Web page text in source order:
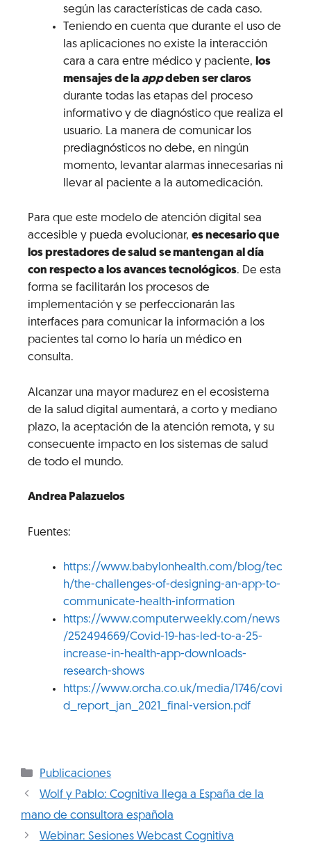
según las características de cada caso.
Teniendo en cuenta que durante el uso de
las aplicaciones no existe la interacción
cara a cara entre médico y paciente, los
mensajes de la appdeben ser claros
durante todas las etapas del proceso
informativo y de diagnóstico que realiza el
usuario. La manera de comunicar los
prediagnósticos no debe, en ningún
momento, levantar alarmas innecesarias ni
llevar al paciente a la automedicación.
Para que este modelo de atención digital sea
accesible y pueda evolucionar, es necesario que
los prestadores de salud se mantengan al día
con respecto a los avances tecnológicos. De esta
forma se facilitarán los procesos de
implementación y se perfeccionarán las
interfaces para comunicar la información a los
pacientes tal como lo haría un médico en
consulta.
Alcanzar una mayor madurez en el ecosistema
de la salud digital aumentará, a corto y mediano
plazo, la aceptación de la atención remota, y su
consecuente impacto en los sistemas de salud
de todo el mundo.
Andrea Palazuelos
Fuentes:
https://www.babylonhealth.com/blog/tec
h/the-challenges-of-designing-an-app-to-
communicate-health-information
https://www.computerweekly.com/news
/252494669/Covid-19-has-led-to-a-25-
increase-in-health-app-downloads-
research-shows
https://www.orcha.co.uk/media/1746/covi
d_report_jan_2021_final-version.pdf
Publicaciones
Wolf y Pablo: Cognitiva llega a España de la
mano de consultora española
Webinar: Sesiones Webcast Cognitiva